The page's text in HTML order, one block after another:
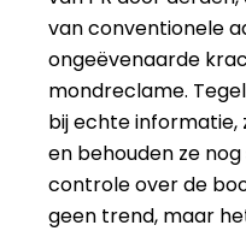
van conventionele
ongeëvenaarde
mondreclame.
bij echte informatie,
en behouden ze
controle over de
geen trend, maar